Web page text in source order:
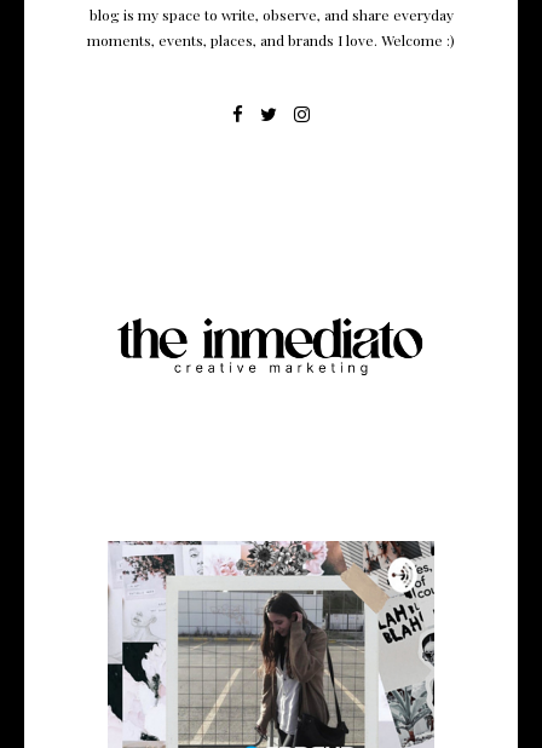
blog is my space to write, observe, and share everyday
moments, events, places, and brands I love. Welcome :)